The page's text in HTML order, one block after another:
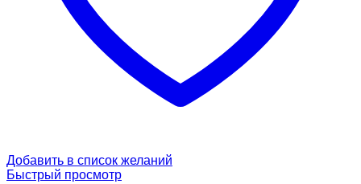
Добавить в список желаний
Быстрый просмотр